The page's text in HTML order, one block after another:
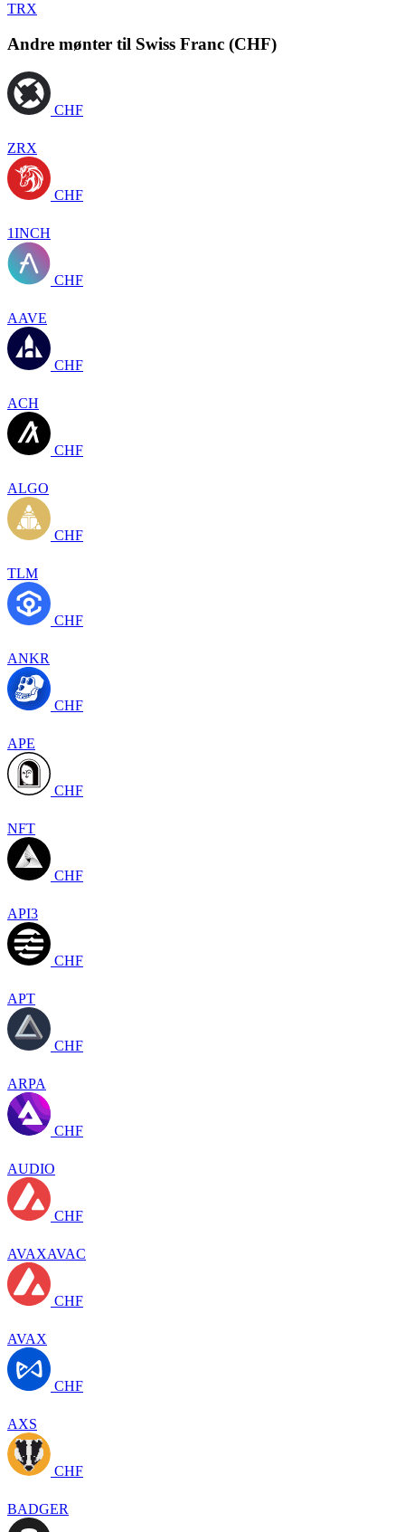
TRX
Andre mønter til Swiss Franc (CHF)
CHF
ZRX
CHF
1INCH
CHF
AAVE
CHF
ACH
CHF
ALGO
CHF
TLM
CHF
ANKR
CHF
APE
CHF
NFT
CHF
API3
CHF
APT
CHF
ARPA
CHF
AUDIO
CHF
AVAXAVAC
CHF
AVAX
CHF
AXS
CHF
BADGER